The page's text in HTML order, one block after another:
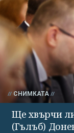
СНИМКАТА
Ще хвърчи
(Гълъб)